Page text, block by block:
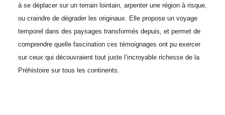
à se déplacer sur un terrain lointain, arpenter une région à risque,
ou craindre de dégrader les originaux. Elle propose un voyage
temporel dans des paysages transformés depuis, et permet de
comprendre quelle fascination ces témoignages ont pu exercer
sur ceux qui découvraient tout juste l’incroyable richesse de la
Préhistoire sur tous les continents.